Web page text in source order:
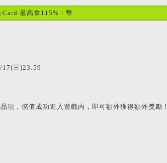
最高拿115%ｉ幣
三)23:59
項，儲值成功進入遊戲內，即可額外獲得額外獎勵！